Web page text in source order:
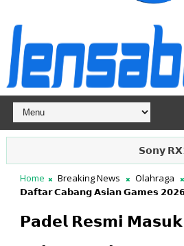
𝗦𝗼𝗻𝘆 𝗥𝗫𝟭𝟬
Home Breaking News Olahraga
𝗗𝗮𝗳𝘁𝗮𝗿 𝗖𝗮𝗯𝗮𝗻𝗴 𝗔𝘀𝗶𝗮𝗻 𝗚𝗮𝗺𝗲𝘀
𝗣𝗮𝗱𝗲𝗹 𝗥𝗲𝘀𝗺𝗶 𝗠𝗮𝘀𝘂𝗸